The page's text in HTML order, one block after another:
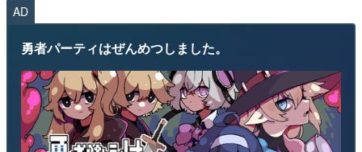
AD
勇者パーティはぜんめつしました。